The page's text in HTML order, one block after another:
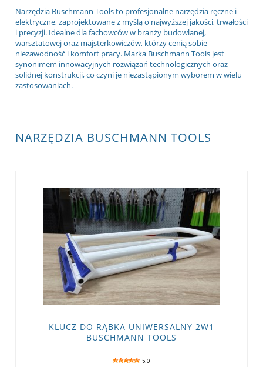
Narzędzia Buschmann Tools to profesjonalne narzędzia ręczne i
elektryczne, zaprojektowane z myślą o najwyższej jakości, trwałości
i precyzji. Idealne dla fachowców w branży budowlanej,
warsztatowej oraz majsterkowiczów, którzy cenią sobie
niezawodność i komfort pracy. Marka Buschmann Tools jest
synonimem innowacyjnych rozwiązań technologicznych oraz
solidnej konstrukcji, co czyni je niezastąpionym wyborem w wielu
zastosowaniach.
NARZĘDZIA BUSCHMANN TOOLS
KLUCZ DO RĄBKA UNIWERSALNY 2W1
BUSCHMANN TOOLS
5.0